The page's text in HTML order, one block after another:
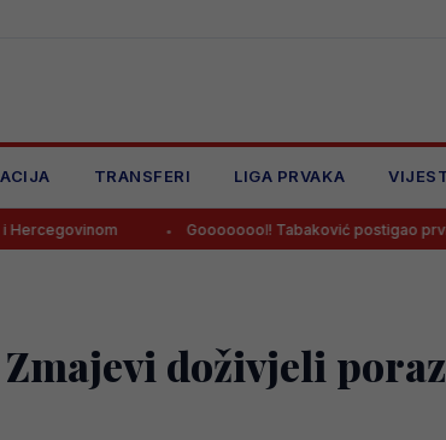
TRANSFERI LIGA PRVAKA
Goooooool! Tabaković postigao prvijenac za
doživjeli